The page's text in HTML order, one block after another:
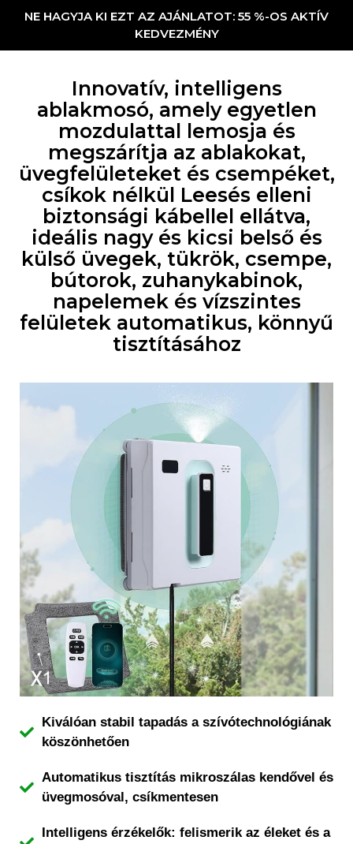
NE HAGYJA KI EZT AZ AJÁNLATOT: 55 %-OS AKTÍV
KEDVEZMÉNY
Innovatív, intelligens
ablakmosó, amely egyetlen
mozdulattal lemosja és
megszárítja az ablakokat,
üvegfelületeket és csempéket,
csíkok nélkül Leesés elleni
biztonsági kábellel ellátva,
ideális nagy és kicsi belső és
külső üvegek, tükrök, csempe,
bútorok, zuhanykabinok,
napelemek és vízszintes
felületek automatikus, könnyű
tisztításához
Kiválóan stabil tapadás a szívótechnológiának
köszönhetően
Automatikus tisztítás mikroszálas kendővel és
üvegmosóval, csíkmentesen
Intelligens érzékelők: felismerik az éleket és a